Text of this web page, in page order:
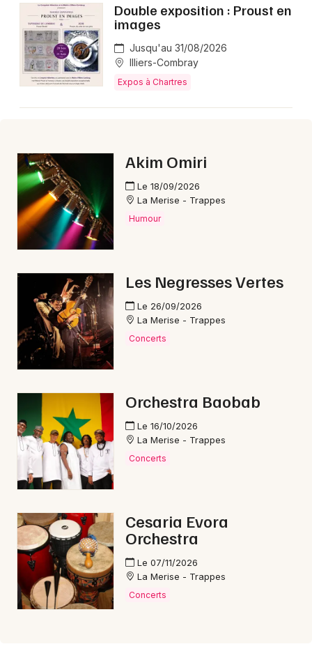
Double exposition : Proust en
images
Jusqu'au 31/08/2026
Illiers-Combray
Expos à Chartres
Akim Omiri
Le 18/09/2026
La Merise - Trappes
Humour
Les Negresses Vertes
Le 26/09/2026
La Merise - Trappes
Concerts
Orchestra Baobab
Le 16/10/2026
La Merise - Trappes
Concerts
Cesaria Evora
Orchestra
Le 07/11/2026
La Merise - Trappes
Concerts